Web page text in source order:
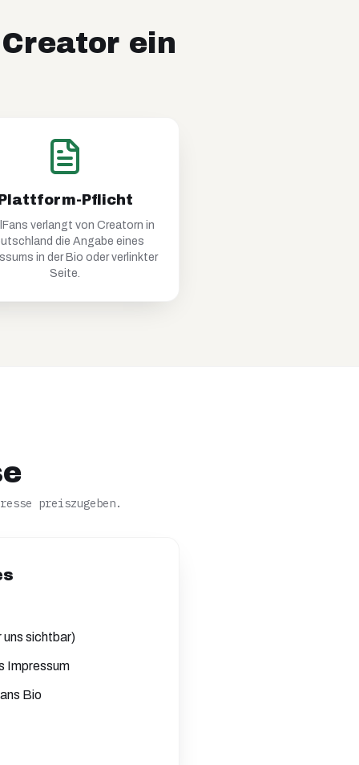
ein
Pflicht
verlangt von Creatorn in
die Angabe eines
in der Bio oder verlinkter
Seite.
preiszugeben.
uns sichtbar)
Impressum
Bio